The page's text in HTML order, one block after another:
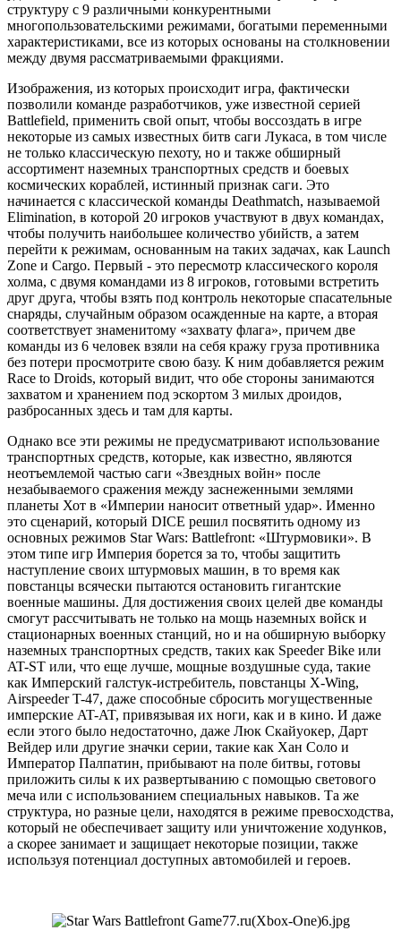
структуру с 9 различными конкурентными
многопользовательскими режимами, богатыми переменными
характеристиками, все из которых основаны на столкновении
между двумя рассматриваемыми фракциями.
Изображения, из которых происходит игра, фактически
позволили команде разработчиков, уже известной серией
Battlefield, применить свой опыт, чтобы воссоздать в игре
некоторые из самых известных битв саги Лукаса, в том числе
не только классическую пехоту, но и также обширный
ассортимент наземных транспортных средств и боевых
космических кораблей, истинный признак саги. Это
начинается с классической команды Deathmatch, называемой
Elimination, в которой 20 игроков участвуют в двух командах,
чтобы получить наибольшее количество убийств, а затем
перейти к режимам, основанным на таких задачах, как Launch
Zone и Cargo. Первый - это пересмотр классического короля
холма, с двумя командами из 8 игроков, готовыми встретить
друг друга, чтобы взять под контроль некоторые спасательные
снаряды, случайным образом осажденные на карте, а вторая
соответствует знаменитому «захвату флага», причем две
команды из 6 человек взяли на себя кражу груза противника
без потери просмотрите свою базу. К ним добавляется режим
Race to Droids, который видит, что обе стороны занимаются
захватом и хранением под эскортом 3 милых дроидов,
разбросанных здесь и там для карты.
Однако все эти режимы не предусматривают использование
транспортных средств, которые, как известно, являются
неотъемлемой частью саги «Звездных войн» после
незабываемого сражения между заснеженными землями
планеты Хот в «Империи наносит ответный удар». Именно
это сценарий, который DICE решил посвятить одному из
основных режимов Star Wars: Battlefront: «Штурмовики». В
этом типе игр Империя борется за то, чтобы защитить
наступление своих штурмовых машин, в то время как
повстанцы всячески пытаются остановить гигантские
военные машины. Для достижения своих целей две команды
смогут рассчитывать не только на мощь наземных войск и
стационарных военных станций, но и на обширную выборку
наземных транспортных средств, таких как Speeder Bike или
AT-ST или, что еще лучше, мощные воздушные суда, такие
как Имперский галстук-истребитель, повстанцы X-Wing,
Airspeeder T-47, даже способные сбросить могущественные
имперские AT-AT, привязывая их ноги, как и в кино. И даже
если этого было недостаточно, даже Люк Скайуокер, Дарт
Вейдер или другие значки серии, такие как Хан Соло и
Император Палпатин, прибывают на поле битвы, готовы
приложить силы к их развертыванию с помощью светового
меча или с использованием специальных навыков. Та же
структура, но разные цели, находятся в режиме превосходства,
который не обеспечивает защиту или уничтожение ходунков,
а скорее занимает и защищает некоторые позиции, также
используя потенциал доступных автомобилей и героев.